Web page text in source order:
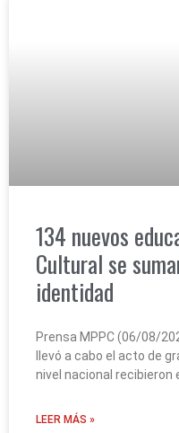
134 nuevos
Cultural se
identidad
Prensa MPPC (06/08/
llevó a cabo el acto de
nivel nacional recibieron
LEER MÁS »